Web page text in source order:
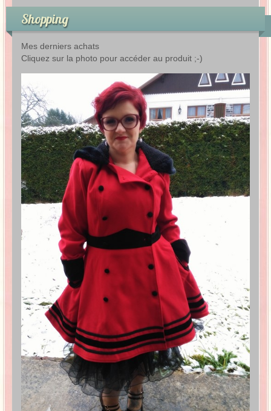
Shopping
Mes derniers achats
Cliquez sur la photo pour accéder au produit ;-)